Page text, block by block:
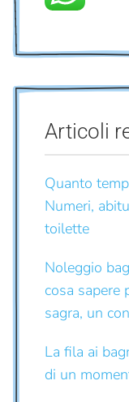
Articoli
Quanto
Numeri,
toilette
Noleggio
cosa sapere
sagra, un
La fila ai
di un